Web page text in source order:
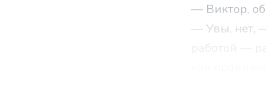
— Виктор,
— Увы, нет,